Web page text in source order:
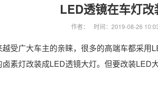
LED透镜在车灯
作者： 时间：2019-08-26
越受广大车主的亲睐，很多的高端车都采用
素灯改装成LED透镜大灯。但要改装LED